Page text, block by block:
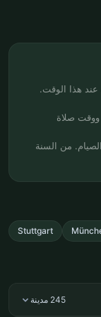
هذا الوقت.
صلاة
من السنة
Stuttgart
245 مدينة